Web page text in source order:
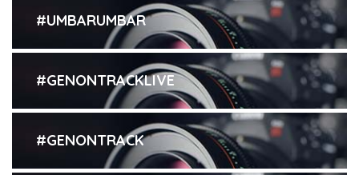
#UMBARUMBAR
#GENONTRACKLIVE
#GENONTRACK